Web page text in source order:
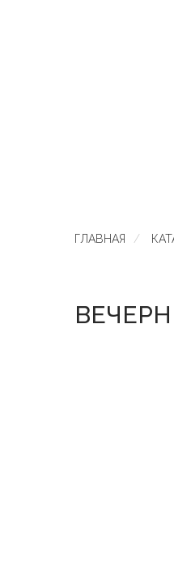
ГЛАВНАЯ /